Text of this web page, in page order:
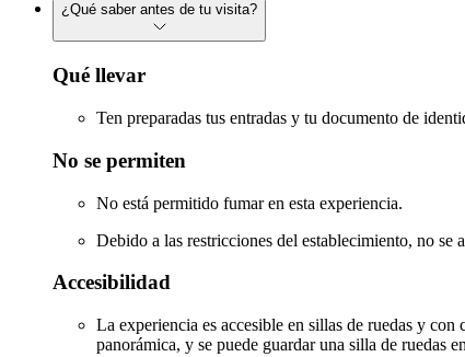
¿Qué saber antes de tu visita?
Qué llevar
Ten preparadas tus entradas y tu documento de
No se permiten
No está permitido fumar en esta experiencia.
Debido a las restricciones del establecimiento, no se
Accesibilidad
La experiencia es accesible en sillas de ruedas y
panorámica, y se puede guardar una silla de ruedas